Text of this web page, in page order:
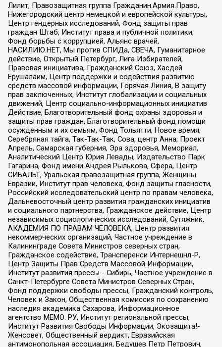
Лилит, Правозащитная группа Гражданин.Армия.Право,
Нижегородский центр немецкой и европейской культуры,
Центр гендерных исследований, Фонд защиты прав
граждан Штаб, Институт права и публичной политики,
Фонд борьбы с коррупцией, Альянс врачей,
НАСИЛИЮ.НЕТ, Мы против СПИДа, СВЕЧА, Гуманитарное
действие, Открытый Петербург, Лига Избирателей,
Правовая инициатива, Гражданский Союз, Хасдей
Ерушалаим, Центр поддержки и содействия развитию
средств массовой информации, Горячая Линия, В защиту
прав заключенных, Институт глобализации и социальных
движений, Центр социально-информационных инициатив
Действие, Благотворительный фонд охраны здоровья и
защиты прав граждан, Благотворительный фонд помощи
осужденным и их семьям, Фонд Тольятти, Новое время,
Серебряная тайга, Так-Так-Так, Сова, центр Анна, Проект
Апрель, Самарская губерния, Эра здоровья, Мемориал,
Аналитический Центр Юрия Левады, Издательство Парк
Гагарина, Фонд имени Андрея Рылькова, Сфера, Центр
СИБАЛЬТ, Уральская правозащитная группа, Женщины
Евразии, Институт прав человека, Фонд защиты гласности,
Российский исследовательский центр по правам человека,
Дальневосточный центр развития гражданских инициатив
и социального партнерства, Гражданское действие, Центр
независимых социологических исследований, Сутяжник,
АКАДЕМИЯ ПО ПРАВАМ ЧЕЛОВЕКА, Центр развития
некоммерческих организаций, Частное учреждение в
Калининграде Совета Министров северных стран,
Гражданское содействие, Трансперенси Интернешнл-Р,
Центр Защиты Прав Средств Массовой Информации,
Институт развития прессы - Сибирь, Частное учреждение в
Санкт-Петербурге Совета Министров Северных Стран,
Фонд поддержки свободы прессы, Гражданский контроль,
Человек и Закон, Общественная комиссия по сохранению
наследия академика Сахарова, Информационное
агентство МЕМО. РУ, Институт региональной прессы,
Институт Развития Свободы Информации, Экозащита!-
Женсовет, Общественный вердикт, Евразийская
антимонопольная ассоциация, Бедушев Петр Петрович,